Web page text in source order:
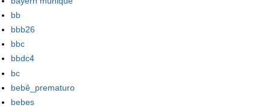
bb
bbb26
bbc
bbdc4
bc
bebê_prematuro
bebes